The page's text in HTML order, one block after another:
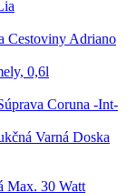
Cestoviny Adriano
0,6l
Coruna -Int-
Varná Doska